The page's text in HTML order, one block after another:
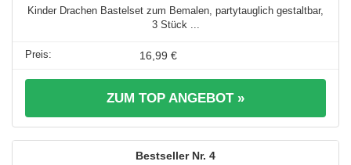
Kinder Drachen Bastelset zum Bemalen, partytauglich gestaltbar,
3 Stück ...
16,99 €
ZUM TOP ANGEBOT »
4